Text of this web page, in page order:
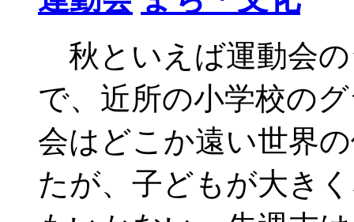
秋といえば運動会
で、近所の小学校の
会はどこか遠い世界
たが、子どもが大き